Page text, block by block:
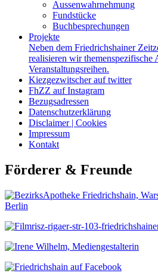
Aussenwahrnehmung
Fundstücke
Buchbesprechungen
Projekte
Neben dem Friedrichshainer
realisieren wir themenspezifische
Veranstaltungsreihen.
Kiezgezwitscher auf twitter
FhZZ auf Instagram
Bezugsadressen
Datenschutzerklärung
Disclaimer | Cookies
Impressum
Kontakt
Förderer & Freunde